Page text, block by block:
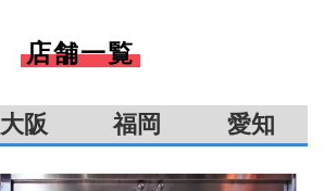
店舗一覧
大阪 福岡 愛知